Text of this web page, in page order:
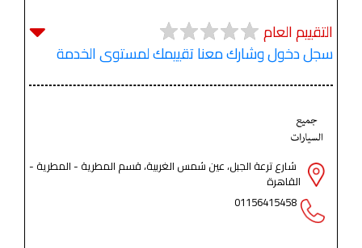
التقييم العام
سجل دخول وشارك معنا تقييمك لمستوى الخدمة
شارع ترعة الجبل، عين شمس الغربية، قسم المطرية - المطرية -
القاهرة
01156415458